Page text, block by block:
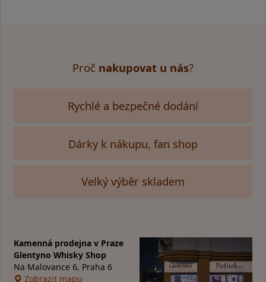
Proč nakupovat u nás?
Rychlé a bezpečné dodání
Dárky k nákupu, fan shop
Velký výběr skladem
Kamenná prodejna v Praze
Glentyno Whisky Shop
Na Malovance 6, Praha 6
Zobrazit mapu